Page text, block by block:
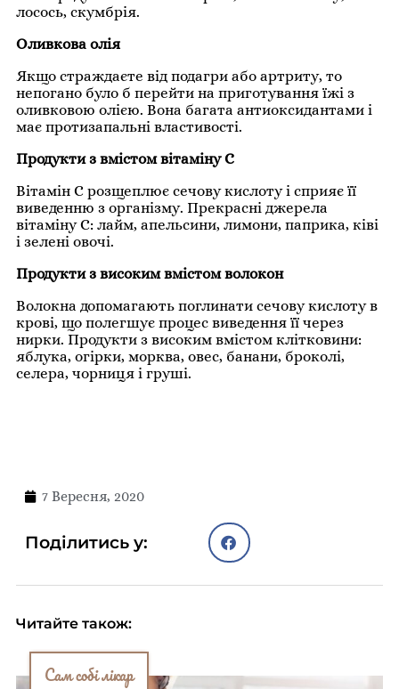
лосось, скумбрія.
Оливкова олія
Якщо страждаєте від подагри або артриту, то
непогано було б перейти на приготування їжі з
оливковою олією. Вона багата антиоксидантами і
має протизапальні властивості.
Продукти з вмістом вітаміну С
Вітамін С розщеплює сечову кислоту і сприяє її
виведенню з організму. Прекрасні джерела
вітаміну С: лайм, апельсини, лимони, паприка, ківі
і зелені овочі.
Продукти з високим вмістом волокон
Волокна допомагають поглинати сечову кислоту в
крові, що полегшує процес виведення її через
нирки. Продукти з високим вмістом клітковини:
яблука, огірки, морква, овес, банани, броколі,
селера, чорниця і груші.
7 Вересня, 2020
Поділитись у:
Читайте також:
Сам собі лікар